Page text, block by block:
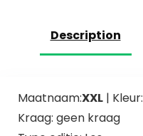
Description
Maatnaam:XXL| Kleur:
Kraag: geen kraag